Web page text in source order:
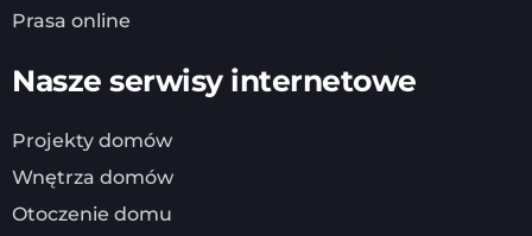
Prasa online
Nasze serwisy internetowe
Projekty domów
Wnętrza domów
Otoczenie domu